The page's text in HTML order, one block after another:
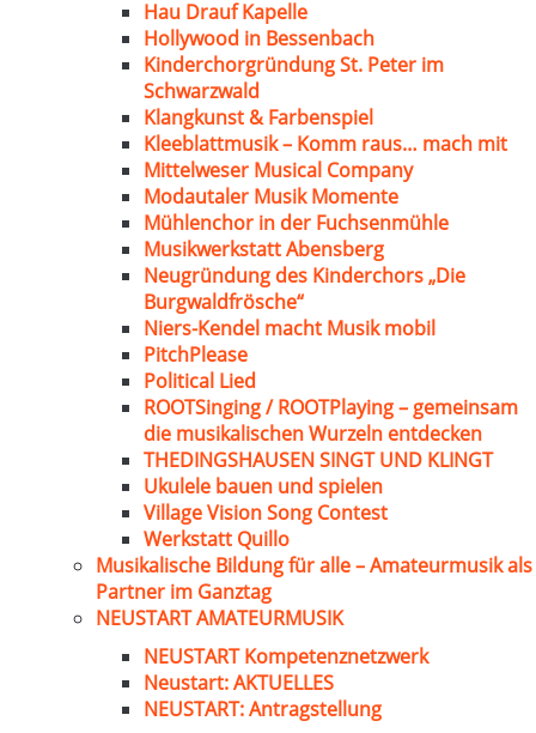
Hau Drauf Kapelle
Hollywood in Bessenbach
Kinderchorgründung St. Peter im
Schwarzwald
Klangkunst & Farbenspiel
Kleeblattmusik – Komm raus… mach mit
Mittelweser Musical Company
Modautaler Musik Momente
Mühlenchor in der Fuchsenmühle
Musikwerkstatt Abensberg
Neugründung des Kinderchors „Die
Burgwaldfrösche“
Niers-Kendel macht Musik mobil
PitchPlease
Political Lied
ROOTSinging / ROOTPlaying – gemeinsam
die musikalischen Wurzeln entdecken
THEDINGSHAUSEN SINGT UND KLINGT
Ukulele bauen und spielen
Village Vision Song Contest
Werkstatt Quillo
Musikalische Bildung für alle – Amateurmusik als
Partner im Ganztag
NEUSTART AMATEURMUSIK
NEUSTART Kompetenznetzwerk
Neustart: AKTUELLES
NEUSTART: Antragstellung